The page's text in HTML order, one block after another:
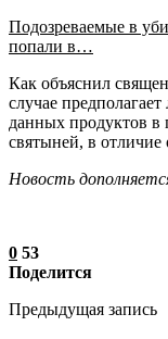
Подозреваемые в
попали в…
Как объяснил
случае
данных продуктов в
святыней, в отличие
Новость
0 53
Поделится
Предыдущая запись